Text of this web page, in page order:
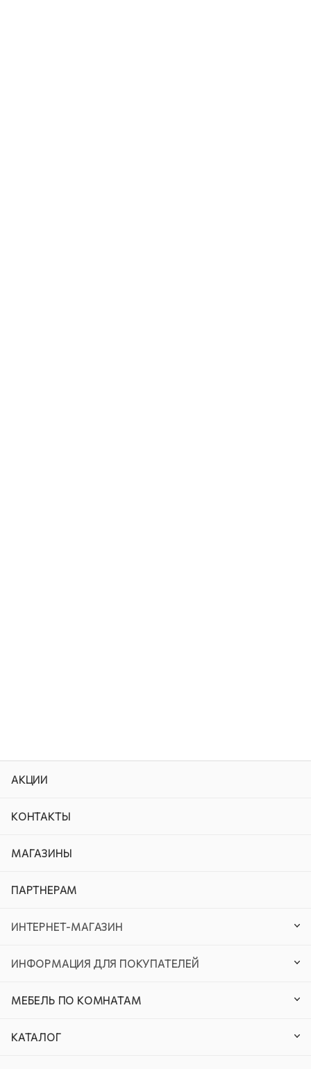
АКЦИИ
КОНТАКТЫ
МАГАЗИНЫ
ПАРТНЕРАМ
ИНТЕРНЕТ-МАГАЗИН
ИНФОРМАЦИЯ ДЛЯ ПОКУПАТЕЛЕЙ
МЕБЕЛЬ ПО КОМНАТАМ
КАТАЛОГ